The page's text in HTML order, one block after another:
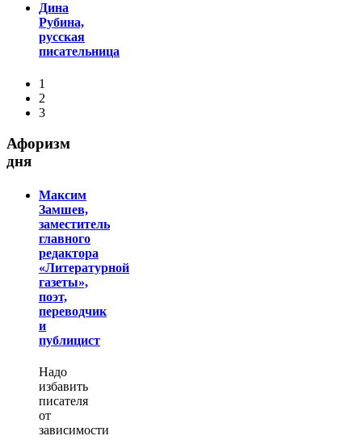
Дина
Рубина,
русская
писательница
1
2
3
Афоризм
дня
Максим
Замшев,
заместитель
главного
редактора
«Литературной
газеты»,
поэт,
переводчик
и
публицист
Надо
избавить
писателя
от
зависимости